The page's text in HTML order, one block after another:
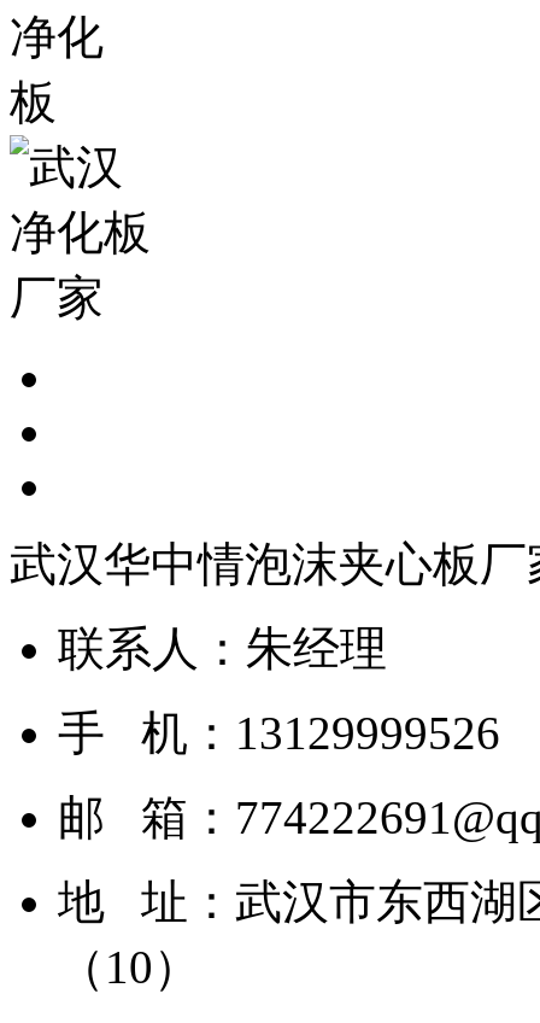
武汉华中情泡沫夹心板
联系人：朱经理
手 机：13129999526
邮 箱：
地 址：武汉市东西湖
（10）